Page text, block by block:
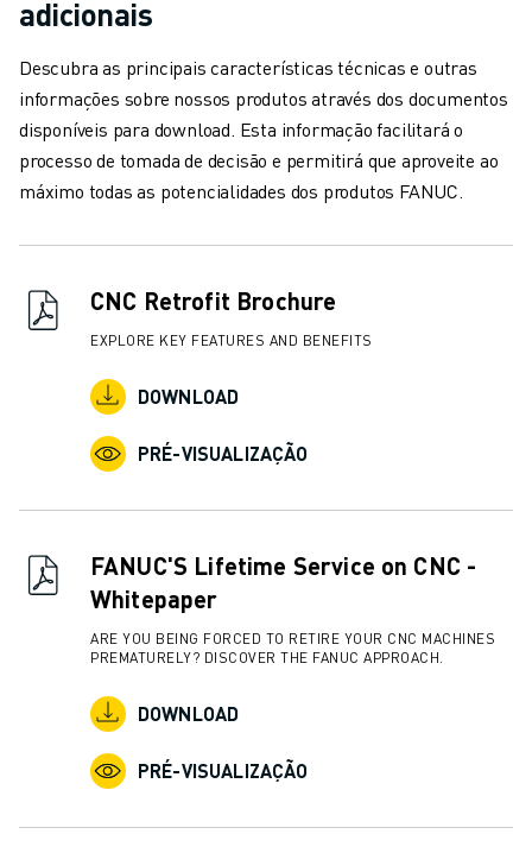
CARREGAMENTO DE MÁQUINAS
PINTURA
PALETIZAÇÃO
SOLDADURA POR PONTOS
VISÃO E INSPEÇÃO
CORTE A FIO EDM
ATENDIMENTO AO CLIENTE
FANUC PLANS
SUPORTE TÉCNICO REMOTO
PEÇAS DE SUBSTITUIÇÃO
REMANUFACTURAÇÃO
E-STORE
FORMAÇÃO & EDUCAÇÃO
FANUC ACADEMY
SOLUÇÕES PARA INDÚSTRIAS
SOLUÇÕES PARA SECTOR EDUCATIVO
WORLDSKILLS & JOVENS TALENTOS
EVENTOS EDUCATIVOS
adicionais
Descubra as principais características técnicas e outras
informações sobre nossos produtos através dos documentos
disponíveis para download. Esta informação facilitará o
processo de tomada de decisão e permitirá que aproveite ao
máximo todas as potencialidades dos produtos FANUC.
CNC Retrofit Brochure
EXPLORE KEY FEATURES AND BENEFITS
DOWNLOAD
PRÉ-VISUALIZAÇÃO
FANUC'S Lifetime Service on CNC -
Whitepaper
ARE YOU BEING FORCED TO RETIRE YOUR CNC MACHINES
PREMATURELY? DISCOVER THE FANUC APPROACH.
DOWNLOAD
PRÉ-VISUALIZAÇÃO